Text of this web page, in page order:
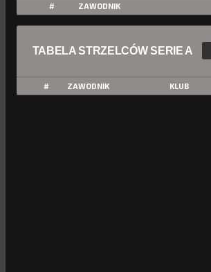
# ZAWODNIK
TABELA STRZELCÓW SERIE A
# ZAWODNIK KLUB